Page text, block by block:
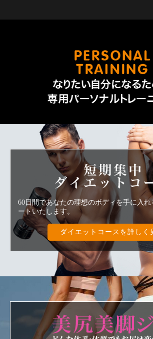
60日間であなたの理想のボディを手に入
ートいたします。
ダイエットコースを詳しく